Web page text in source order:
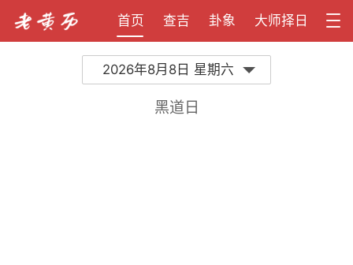
首页 查吉 卦象 大师择日
2026年8月8日 星期六
黑道日